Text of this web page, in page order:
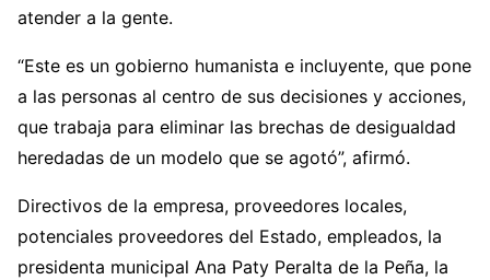
atender a la gente.
“Este es un gobierno humanista e incluyente, que pone
a las personas al centro de sus decisiones y acciones,
que trabaja para eliminar las brechas de desigualdad
heredadas de un modelo que se agotó”, afirmó.
Directivos de la empresa, proveedores locales,
potenciales proveedores del Estado, empleados, la
presidenta municipal Ana Paty Peralta de la Peña, la